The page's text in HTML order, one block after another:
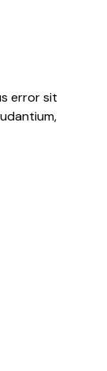
error sit